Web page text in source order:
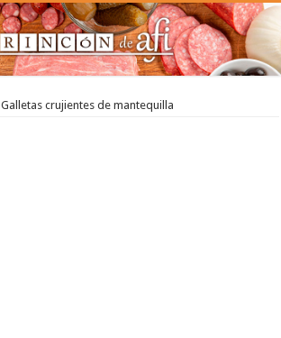
Galletas crujientes de mantequilla